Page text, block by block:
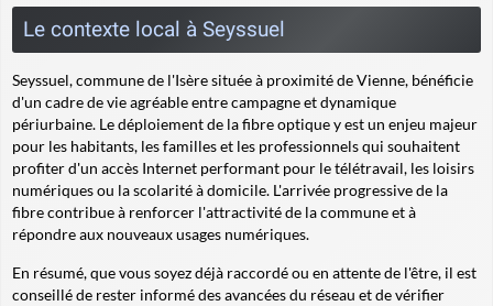
Le contexte local à Seyssuel
Seyssuel, commune de l'Isère située à proximité de Vienne, bénéficie
d'un cadre de vie agréable entre campagne et dynamique
périurbaine. Le déploiement de la fibre optique y est un enjeu majeur
pour les habitants, les familles et les professionnels qui souhaitent
profiter d'un accès Internet performant pour le télétravail, les loisirs
numériques ou la scolarité à domicile. L'arrivée progressive de la
fibre contribue à renforcer l'attractivité de la commune et à
répondre aux nouveaux usages numériques.
En résumé, que vous soyez déjà raccordé ou en attente de l'être, il est
conseillé de rester informé des avancées du réseau et de vérifier